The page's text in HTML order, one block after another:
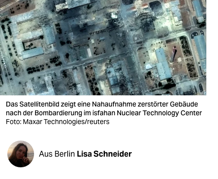
wahrheit
verlag
verlag
veranstaltungen
shop
fragen & hilfe
unterstützen
abo
genossenschaft
Das Satellitenbild zeigt eine Nahaufnahme zerstörter Gebäude
nach der Bombardierung im isfahan Nuclear Technology Center
Foto: Maxar Technologies/reuters
Aus Berlin Lisa Schneider